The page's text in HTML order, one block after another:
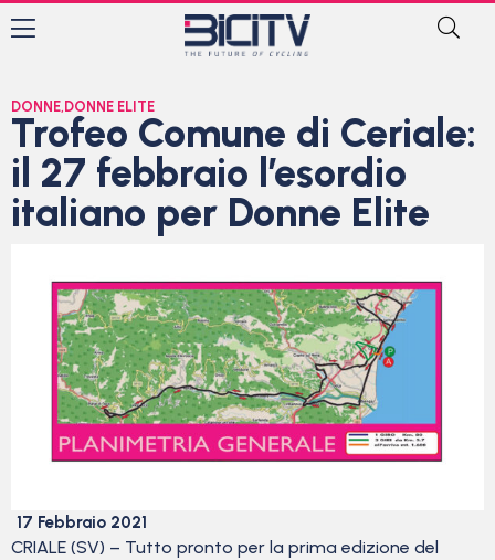
DONNE, DONNE ELITE
Trofeo Comune di Ceriale:
il 27 febbraio l’esordio
italiano per Donne Elite
17 Febbraio 2021
CRIALE (SV) – Tutto pronto per la prima edizione del